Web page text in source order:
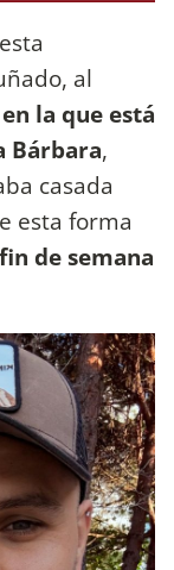
al
la que está
Bárbara,
casada
esta forma
de semana